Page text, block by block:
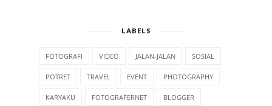
LABELS
FOTOGRAFI VIDEO JALAN-JALAN SOSIAL
POTRET TRAVEL EVENT PHOTOGRAPHY
KARYAKU FOTOGRAFERNET BLOGGER